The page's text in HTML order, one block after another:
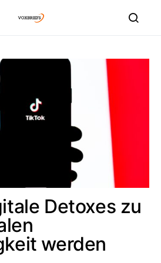
Detoxes zu
werden